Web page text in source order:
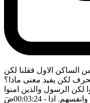
الساكن الاول فقلنا لكن
لكن يفيد معنى ماذا؟
لكن الرسول والذين امنوا
اذا - 00:03:24 ضَ